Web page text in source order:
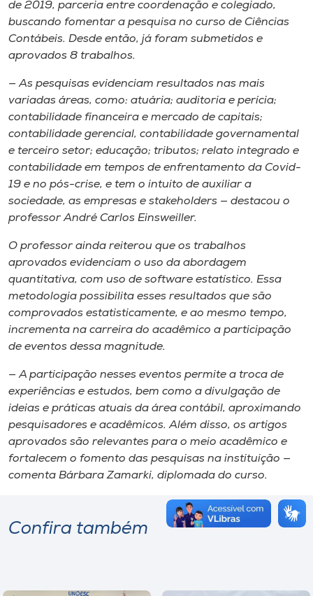
de 2019, parceria entre coordenação e colegiado,
buscando fomentar a pesquisa no curso de Ciências
Contábeis. Desde então, já foram submetidos e
aprovados 8 trabalhos.
— As pesquisas evidenciam resultados nas mais
variadas áreas, como: atuária; auditoria e perícia;
contabilidade financeira e mercado de capitais;
contabilidade gerencial, contabilidade governamental
e terceiro setor; educação; tributos; relato integrado e
contabilidade em tempos de enfrentamento da Covid-
19 e no pós-crise, e tem o intuito de auxiliar a
sociedade, as empresas e stakeholders — destacou o
professor André Carlos Einsweiller.
O professor ainda reiterou que os trabalhos
aprovados evidenciam o uso da abordagem
quantitativa, com uso de software estatístico. Essa
metodologia possibilita esses resultados que são
comprovados estatisticamente, e ao mesmo tempo,
incrementa na carreira do acadêmico a participação
de eventos dessa magnitude.
— A participação nesses eventos permite a troca de
experiências e estudos, bem como a divulgação de
ideias e práticas atuais da área contábil, aproximando
pesquisadores e acadêmicos. Além disso, os artigos
aprovados são relevantes para o meio acadêmico e
fortalecem o fomento das pesquisas na instituição —
comenta Bárbara Zamarki, diplomada do curso.
Confira também